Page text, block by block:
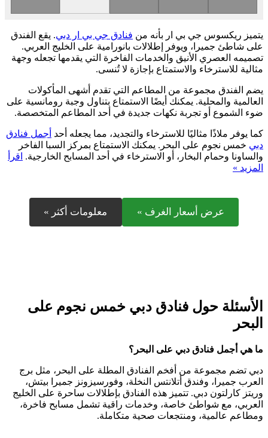
يتميز ريكسوس جي بي ار بأنه من فنادق جي بي ار دبي. يقع الفندق
على شاطئ جميرا، ويوفر إطلالات بانورامية على الخليج العربي.
تصميمه العصري الأنيق والخدمات الفاخرة التي يقدمها تجعله وجهة
مثالية للاسترخاء والاستمتاع بإجازة لا تُنسى.
يضم الفندق مجموعة من المطاعم التي تقدم أشهى المأكولات
العالمية والمحلية. يمكنك أيضًا الاستمتاع بتناول وجبة رومانسية على
ضوء الشموع أو تجربة نكهات جديدة في أحد المطاعم المتخصصة.
كما يوفر ملاذًا مثاليًا للاسترخاء والتجديد، مما يجعله أحد أجمل فنادق
دبي خمس نجوم على البحر. يمكنك الاستمتاع بمركز السبا الفاخر
والساونا وحمام البخار، أو الاسترخاء في أحد المسابح الخارجية. اقرأ
المزيد »
عرض أسعار الغرف » معلومات أكثر »
الأسئلة حول فنادق دبي خمس نجوم على
البحر
ما هي أجمل فنادق دبي على البحر؟
دبي تضم مجموعة من أفخم الفنادق المطلة على البحر، مثل برج
العرب جميرا، وفندق أتلانتس النخلة، وفورسيزونز جميرا بيتش،
وريتز كارلتون دبي. تتميز هذه الفنادق بإطلالات ساحرة على الخليج
العربي، مع شواطئ خاصة، وخدمات راقية تشمل مسابح فاخرة،
ومطاعم عالمية، ومنتجعات صحية متكاملة.